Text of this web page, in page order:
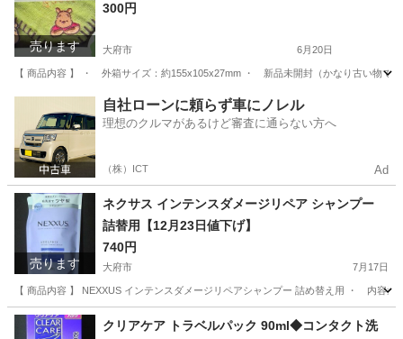
売ります
300円
大府市 6月20日
【 商品内容 】 ・ 外箱サイズ：約155x105x27mm ・ 新品未開封（かなり古い物
小物 くまのプーさん
自社ローンに頼らず車にノレル
理想のクルマがあるけど審査に通らない方へ
（株）ICT Ad
売ります
ネクサス インテンスダメージリペア シャンプー
詰替用【12月23日値下げ】
740円
大府市 7月17日
【 商品内容 】 NEXXUS インテンスダメージリペアシャンプー 詰め替え用 ・ 内
愛知 大府市 ヘアケア 注意事項
クリアケア トラベルパック 90ml◆コンタクト洗